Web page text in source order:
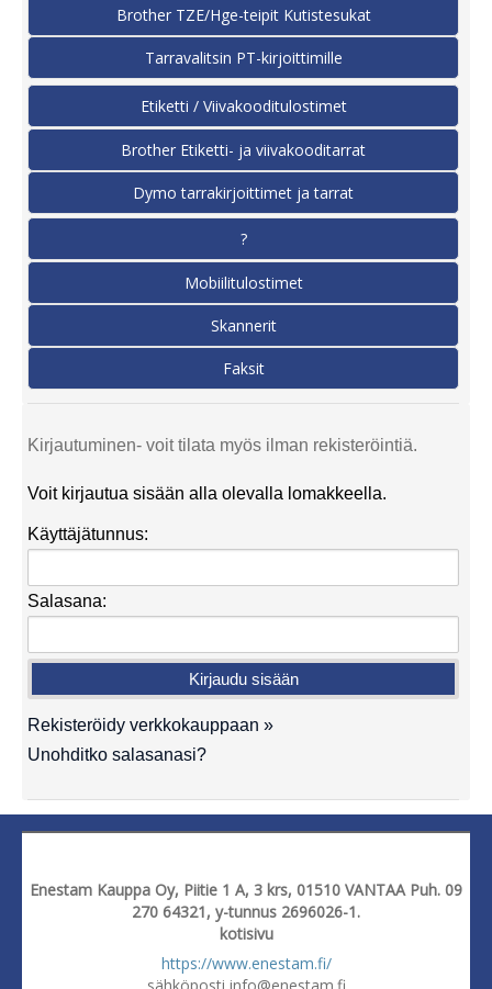
Brother TZE/Hge-teipit Kutistesukat
Tarravalitsin PT-kirjoittimille
Etiketti / Viivakooditulostimet
Brother Etiketti- ja viivakooditarrat
Dymo tarrakirjoittimet ja tarrat
?
Mobiilitulostimet
Skannerit
Faksit
Kirjautuminen- voit tilata myös ilman rekisteröintiä.
Voit kirjautua sisään alla olevalla lomakkeella.
Käyttäjätunnus:
Salasana:
Rekisteröidy verkkokauppaan »
Unohditko salasanasi?
Enestam Kauppa Oy, Piitie 1 A, 3 krs, 01510 VANTAA Puh. 09
270 64321, y-tunnus 2696026-1.
kotisivu
https://www.enestam.fi/